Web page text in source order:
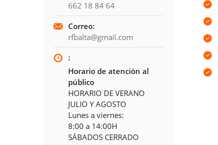
662 18 84 64
Correo:
rfbalta@gmail.com
:
Horario de atención al
público
HORARIO DE VERANO
JULIO Y AGOSTO
Lunes a viernes:
8:00 a 14:00H
SÁBADOS CERRADO